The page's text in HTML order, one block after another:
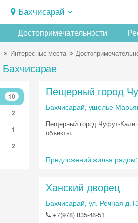
Бахчисарай
Достопримечательности
Интересные места
10
2
1
2
Пещерный город
Бахчисарай, ущелье
Пещерный город Чуфут-Кале
объекты.
Предложений жилья
Ханский дворец
Бахчисарай, ул. Речная
+7(978) 835-48-51